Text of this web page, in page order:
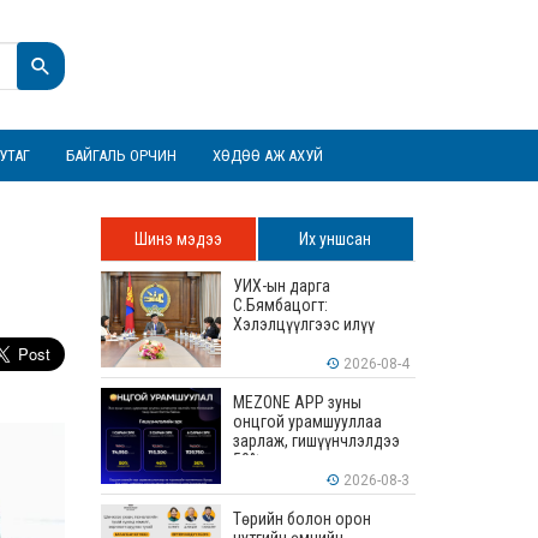
БАЙГАЛЬ ОРЧИН ХӨДӨӨ АЖ АХУЙ
Шинэ мэдээ Их уншсан
УИХ-ын дарга
С.Бямбацогт:
Хэлэлцүүлгээс илүү
илүү бодит үр дүн чухал
2026-08-4
MEZONE APP зуны
онцгой урамшууллаа
зарлаж, гишүүнчлэлдээ
50% хүртэлх хөнгөлөлт
үзүүлж эхэллээ 2026-08-3
Төрийн болон орон